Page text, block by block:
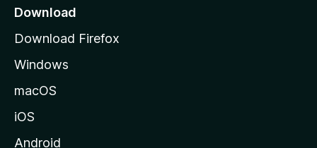
o
e
M
i
l
Download
Download Firefox
Windows
macOS
iOS
Android